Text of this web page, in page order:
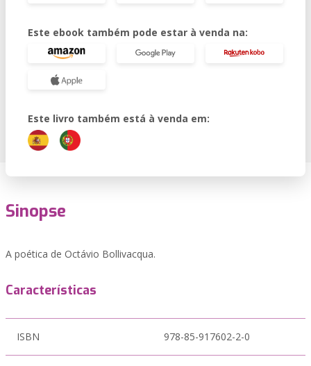
Este ebook também pode estar à venda na:
Este livro também está à venda em:
Sinopse
A poética de Octávio Bollivacqua.
Características
ISBN 978-85-917602-2-0